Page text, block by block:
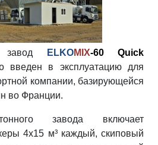
завод ELKOMIX-60 Quick
введен в эксплуатацию для
компании, базирующейся
во Франции.
завода включает
4х15 м³ каждый, скиповый